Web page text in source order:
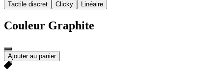
Tactile discret Clicky Linéaire
Couleur Graphite
Ajouter au panier